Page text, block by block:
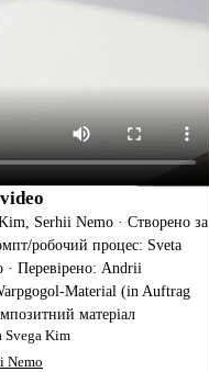
Serhii Nemo · Створено за
робочий процес: Sveta
· Перевірено: Andrii
Material (in Auftrag
матеріал
Svega Kim
Nemo